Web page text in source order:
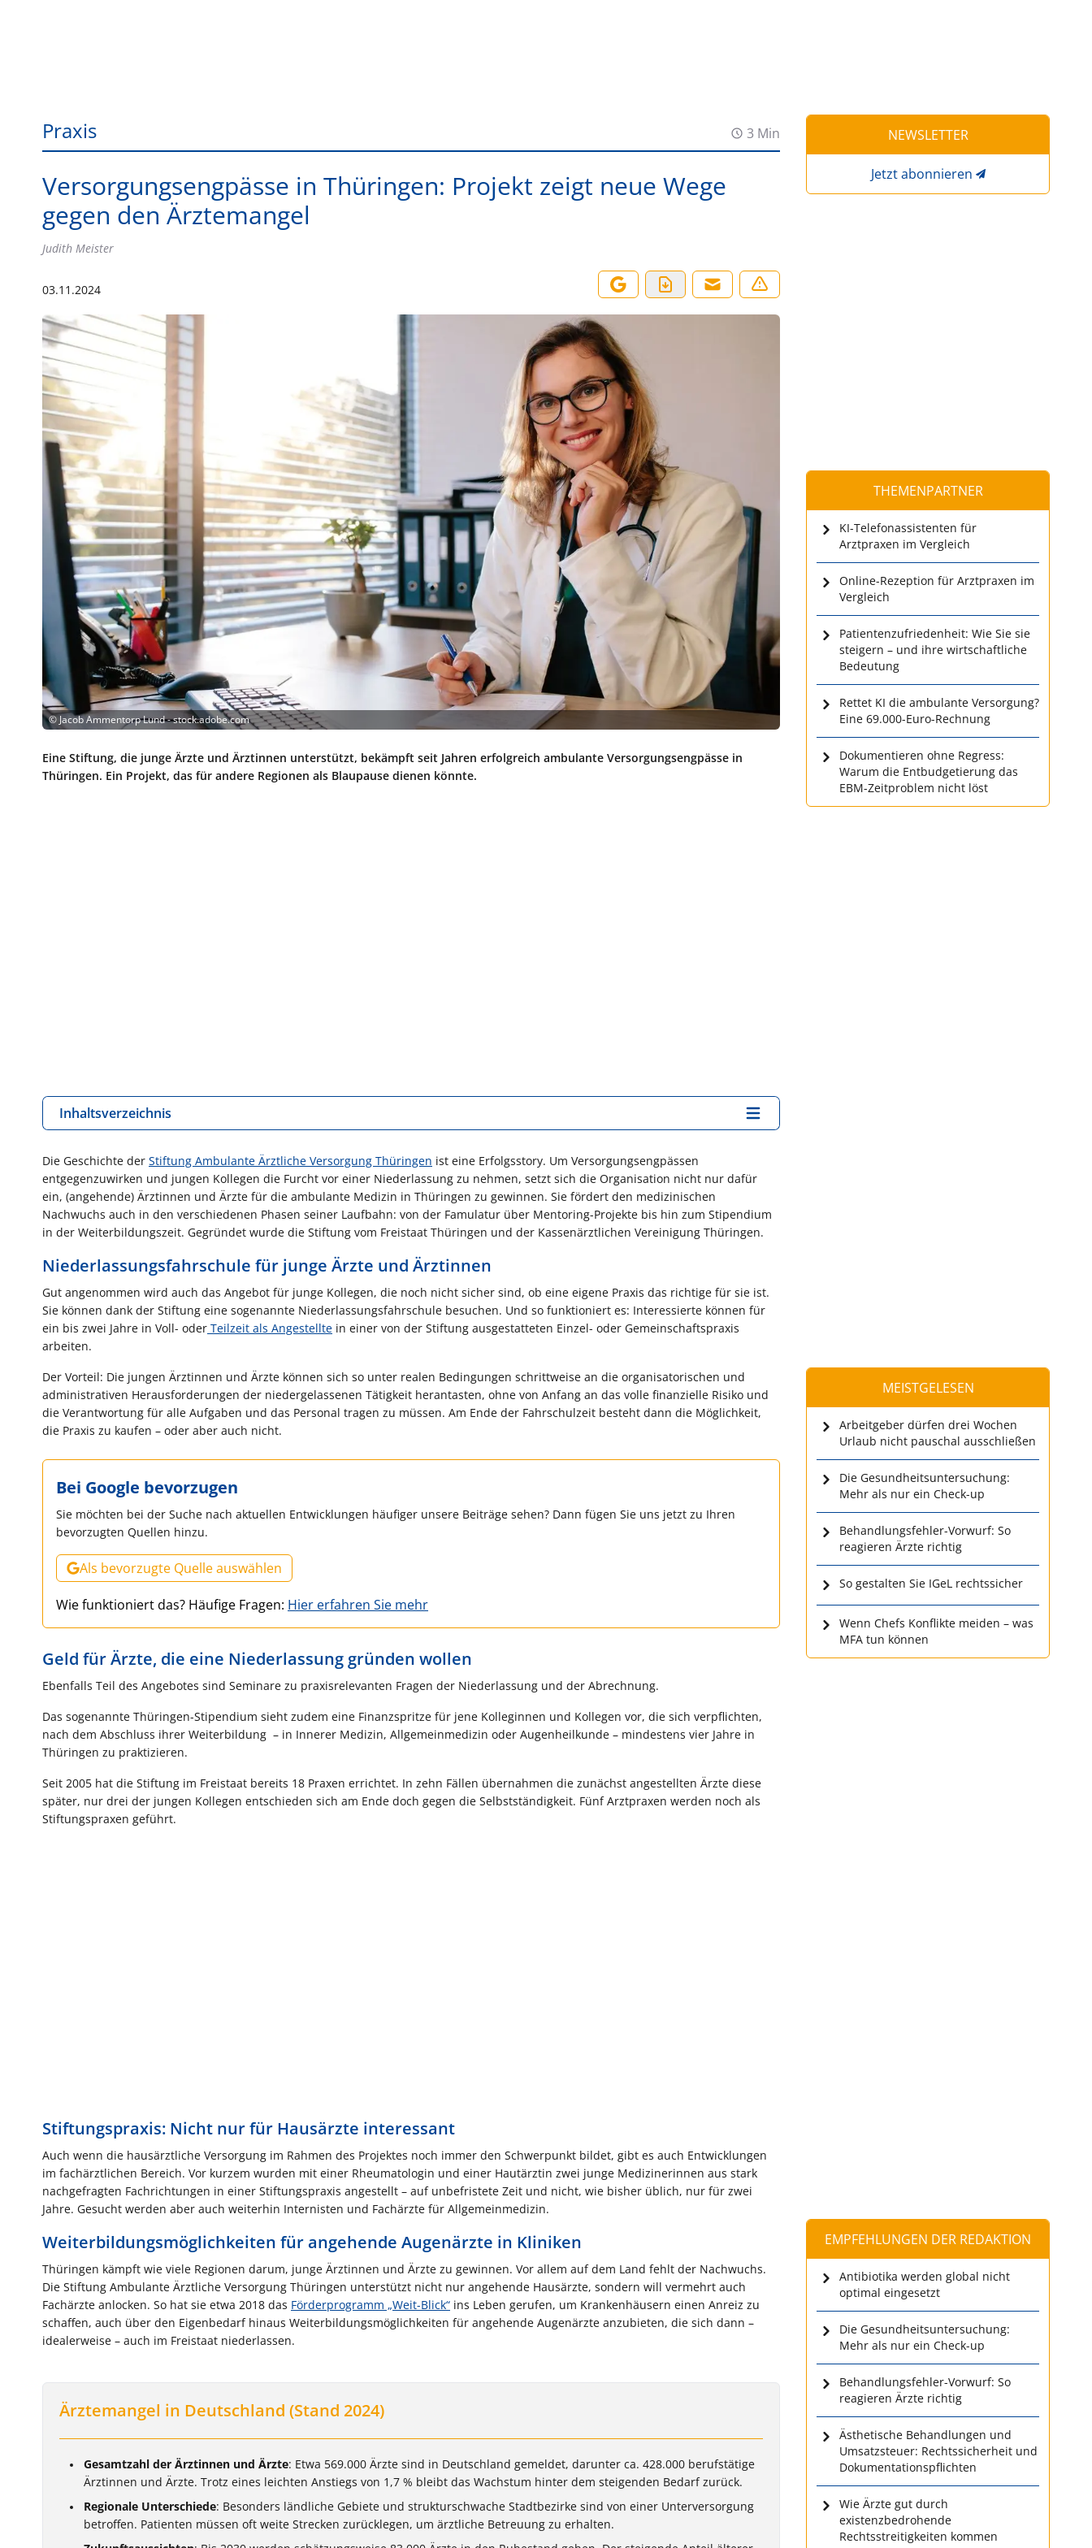
Praxis 3 Min
Versorgungsengpässe in Thüringen: Projekt zeigt neue Wege
gegen den Ärztemangel
Judith Meister
03.11.2024
© Jacob Ammentorp Lund - stock.adobe.com
Eine Stiftung, die junge Ärzte und Ärztinnen unterstützt, bekämpft seit Jahren erfolgreich ambulante Versorgungsengpässe in
Thüringen. Ein Projekt, das für andere Regionen als Blaupause dienen könnte.
Inhaltsverzeichnis
Die Geschichte der Stiftung Ambulante Ärztliche Versorgung Thüringen ist eine Erfolgsstory. Um Versorgungsengpässen
entgegenzuwirken und jungen Kollegen die Furcht vor einer Niederlassung zu nehmen, setzt sich die Organisation nicht nur dafür
ein, (angehende) Ärztinnen und Ärzte für die ambulante Medizin in Thüringen zu gewinnen. Sie fördert den medizinischen
Nachwuchs auch in den verschiedenen Phasen seiner Laufbahn: von der Famulatur über Mentoring-Projekte bis hin zum Stipendium
in der Weiterbildungszeit. Gegründet wurde die Stiftung vom Freistaat Thüringen und der Kassenärztlichen Vereinigung Thüringen.
Niederlassungsfahrschule für junge Ärzte und Ärztinnen
Gut angenommen wird auch das Angebot für junge Kollegen, die noch nicht sicher sind, ob eine eigene Praxis das richtige für sie ist.
Sie können dank der Stiftung eine sogenannte Niederlassungsfahrschule besuchen. Und so funktioniert es: Interessierte können für
ein bis zwei Jahre in Voll- oder Teilzeit als Angestellte in einer von der Stiftung ausgestatteten Einzel- oder Gemeinschaftspraxis
arbeiten.
Der Vorteil: Die jungen Ärztinnen und Ärzte können sich so unter realen Bedingungen schrittweise an die organisatorischen und
administrativen Herausforderungen der niedergelassenen Tätigkeit herantasten, ohne von Anfang an das volle finanzielle Risiko und
die Verantwortung für alle Aufgaben und das Personal tragen zu müssen. Am Ende der Fahrschulzeit besteht dann die Möglichkeit,
die Praxis zu kaufen – oder aber auch nicht.
Bei Google bevorzugen
Sie möchten bei der Suche nach aktuellen Entwicklungen häufiger unsere Beiträge sehen? Dann fügen Sie uns jetzt zu Ihren
bevorzugten Quellen hinzu.
Als bevorzugte Quelle auswählen
Wie funktioniert das? Häufige Fragen: Hier erfahren Sie mehr
Geld für Ärzte, die eine Niederlassung gründen wollen
Ebenfalls Teil des Angebotes sind Seminare zu praxisrelevanten Fragen der Niederlassung und der Abrechnung.
Das sogenannte Thüringen-Stipendium sieht zudem eine Finanzspritze für jene Kolleginnen und Kollegen vor, die sich verpflichten,
nach dem Abschluss ihrer Weiterbildung – in Innerer Medizin, Allgemeinmedizin oder Augenheilkunde – mindestens vier Jahre in
Thüringen zu praktizieren.
Seit 2005 hat die Stiftung im Freistaat bereits 18 Praxen errichtet. In zehn Fällen übernahmen die zunächst angestellten Ärzte diese
später, nur drei der jungen Kollegen entschieden sich am Ende doch gegen die Selbstständigkeit. Fünf Arztpraxen werden noch als
Stiftungspraxen geführt.
Stiftungspraxis: Nicht nur für Hausärzte interessant
Auch wenn die hausärztliche Versorgung im Rahmen des Projektes noch immer den Schwerpunkt bildet, gibt es auch Entwicklungen
im fachärztlichen Bereich. Vor kurzem wurden mit einer Rheumatologin und einer Hautärztin zwei junge Medizinerinnen aus stark
nachgefragten Fachrichtungen in einer Stiftungspraxis angestellt – auf unbefristete Zeit und nicht, wie bisher üblich, nur für zwei
Jahre. Gesucht werden aber auch weiterhin Internisten und Fachärzte für Allgemeinmedizin.
Weiterbildungsmöglichkeiten für angehende Augenärzte in Kliniken
Thüringen kämpft wie viele Regionen darum, junge Ärztinnen und Ärzte zu gewinnen. Vor allem auf dem Land fehlt der Nachwuchs.
Die Stiftung Ambulante Ärztliche Versorgung Thüringen unterstützt nicht nur angehende Hausärzte, sondern will vermehrt auch
Fachärzte anlocken. So hat sie etwa 2018 das Förderprogramm „Weit-Blick“ ins Leben gerufen, um Krankenhäusern einen Anreiz zu
schaffen, auch über den Eigenbedarf hinaus Weiterbildungsmöglichkeiten für angehende Augenärzte anzubieten, die sich dann –
idealerweise – auch im Freistaat niederlassen.
Ärztemangel in Deutschland (Stand 2024)
Gesamtzahl der Ärztinnen und Ärzte: Etwa 569.000 Ärzte sind in Deutschland gemeldet, darunter ca. 428.000 berufstätige
Ärztinnen und Ärzte. Trotz eines leichten Anstiegs von 1,7 % bleibt das Wachstum hinter dem steigenden Bedarf zurück.
Regionale Unterschiede: Besonders ländliche Gebiete und strukturschwache Stadtbezirke sind von einer Unterversorgung
betroffen. Patienten müssen oft weite Strecken zurücklegen, um ärztliche Betreuung zu erhalten.
NEWSLETTER
Jetzt abonnieren
THEMENPARTNER
KI-Telefonassistenten für
Arztpraxen im Vergleich
Online-Rezeption für Arztpraxen im
Vergleich
Patientenzufriedenheit: Wie Sie sie
steigern – und ihre wirtschaftliche
Bedeutung
Rettet KI die ambulante Versorgung?
Eine 69.000-Euro-Rechnung
Dokumentieren ohne Regress:
Warum die Entbudgetierung das
EBM-Zeitproblem nicht löst
MEISTGELESEN
Arbeitgeber dürfen drei Wochen
Urlaub nicht pauschal ausschließen
Die Gesundheitsuntersuchung:
Mehr als nur ein Check-up
Behandlungsfehler-Vorwurf: So
reagieren Ärzte richtig
So gestalten Sie IGeL rechtssicher
Wenn Chefs Konflikte meiden – was
MFA tun können
EMPFEHLUNGEN DER REDAKTION
Antibiotika werden global nicht
optimal eingesetzt
Die Gesundheitsuntersuchung:
Mehr als nur ein Check-up
Behandlungsfehler-Vorwurf: So
reagieren Ärzte richtig
Ästhetische Behandlungen und
Umsatzsteuer: Rechtssicherheit und
Dokumentationspflichten
Wie Ärzte gut durch
existenzbedrohende
Rechtsstreitigkeiten kommen